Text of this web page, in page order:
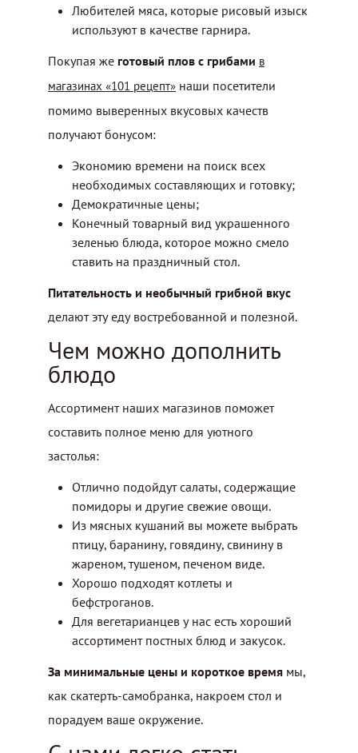
Любителей мяса, которые рисовый изыск
используют в качестве гарнира.
Покупая же готовый плов с грибами в
магазинах «101 рецепт» наши посетители
помимо выверенных вкусовых качеств
получают бонусом:
Экономию времени на поиск всех
необходимых составляющих и готовку;
Демократичные цены;
Конечный товарный вид украшенного
зеленью блюда, которое можно смело
ставить на праздничный стол.
Питательность и необычный грибной вкус
делают эту еду востребованной и полезной.
Чем можно дополнить
блюдо
Ассортимент наших магазинов поможет
составить полное меню для уютного
застолья:
Отлично подойдут салаты, содержащие
помидоры и другие свежие овощи.
Из мясных кушаний вы можете выбрать
птицу, баранину, говядину, свинину в
жареном, тушеном, печеном виде.
Хорошо подходят котлеты и
бефстроганов.
Для вегетарианцев у нас есть хороший
ассортимент постных блюд и закусок.
За минимальные цены и короткое время мы,
как скатерть-самобранка, накроем стол и
порадуем ваше окружение.